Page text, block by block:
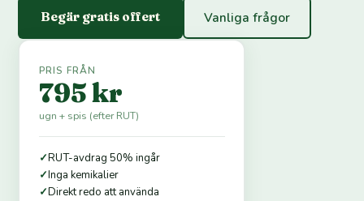
Begär gratis offert Vanliga frågor
PRIS FRÅN
795 kr
ugn + spis (efter RUT)
✓RUT-avdrag 50% ingår
✓Inga kemikalier
✓Direkt redo att använda